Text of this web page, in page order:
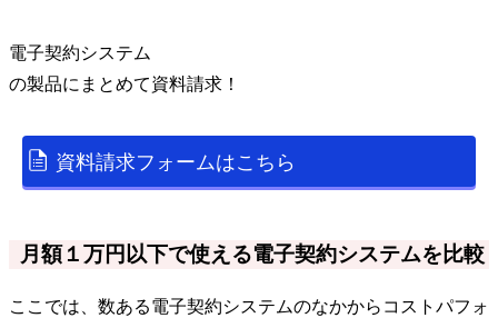
電子契約システム
の製品にまとめて資料請求！
資料請求フォームはこちら
月額１万円以下で使える電子契約システムを比較
ここでは、数ある電子契約システムのなかからコストパフォ